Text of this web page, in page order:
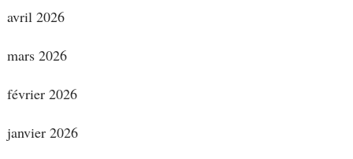
avril 2026
mars 2026
février 2026
janvier 2026